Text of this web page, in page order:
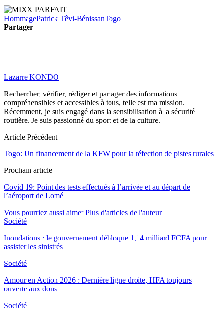
HommagePatrick Têvi-BénissanTogo
Partager
Lazarre KONDO
Rechercher, vérifier, rédiger et partager des informations
compréhensibles et accessibles à tous, telle est ma mission.
Récemment, je suis engagé dans la sensibilisation à la sécurité
routière. Je suis passionné du sport et de la culture.
Article Précédent
Togo: Un financement de la KFW pour la réfection de pistes rurales
Prochain article
Covid 19: Point des tests effectués à l’arrivée et au départ de
l’aéroport de Lomé
Vous pourriez aussi aimer Plus d'articles de l'auteur
Société
Inondations : le gouvernement débloque 1,14 milliard FCFA pour
assister les sinistrés
Société
Amour en Action 2026 : Dernière ligne droite, HFA toujours
ouverte aux dons
Société